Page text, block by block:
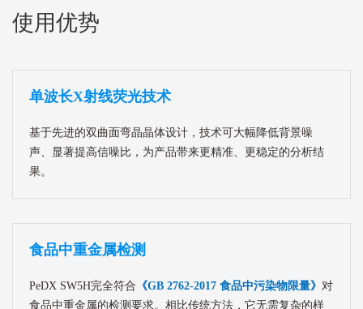
使用优势
单波长X射线荧光技术
基于先进的双曲面弯晶晶体设计，技术可大幅降低背景噪
声、显著提高信噪比，为产品带来更精准、更稳定的分析结
果。
食品中重金属检测
PeDX SW5H完全符合 《GB 2762-2017 食品中污染物限量》 对
食品中重金属的检测要求。相比传统方法，它无需复杂的样